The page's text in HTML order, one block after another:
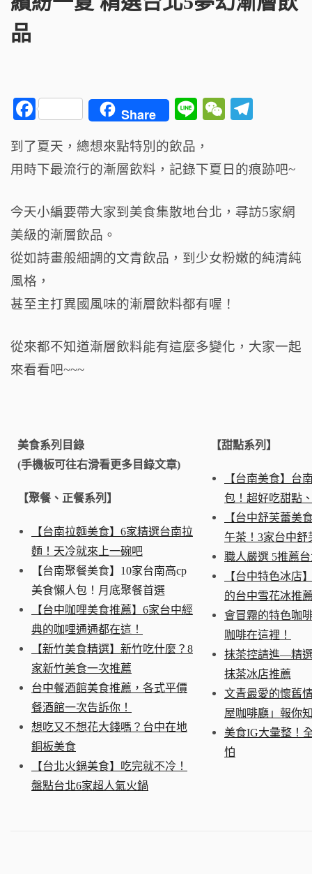
品
F
c
e
b
o
o
k
Share
Li
e
W
h
t
g
ra
m
到了夏天，總想來點特別的飲品，
用時下最流行的漸層飲料， 記錄下夏日的痕跡吧~
今天小編要帶大家到美食集散地台北， 尋訪5家網
美級的漸層飲品。
從如詩畫般細調的文青飲品， 到少女粉嫩的純清純
風格，
甚至主打異國風味的漸層飲料都有喔！
從來都不知道漸層飲料能有這麼多變化， 大家一起
來看看吧~~~
美食系列目錄
(手機板可往右滑看更多目錄文章)
【聚餐、正餐系列】
【台南拉麵美食】6家精選台南拉
麵！天冷就來上一碗吧
【台南聚餐美食】10家台南高cp
美食懶人包！月底聚餐首選
【台中咖哩美食推薦】6家台中經
典的咖哩通通都在這！
【新竹美食精選】新竹吃什麼？8
家新竹美食一次推薦
台中餐酒館美食推薦，各式平價
餐酒館一次告訴你！
想吃又不想花大錢嗎？台中在地
銅板美食
【台北火鍋美食】吃完就不冷！
盤點台北6家超人氣火鍋
【甜點系列】
【台南美食】台
包！超好吃甜點
【台中舒芙蕾美
午茶！3家台中舒
職人嚴選 5推薦
【台中特色冰店
的台中雪花冰推
會冒霧的特色咖
咖啡在這裡！
抹茶控請進—精
抹茶冰店推薦
文青最愛的懷舊
屋咖啡廳」報你
美食IG大彙整！
怕